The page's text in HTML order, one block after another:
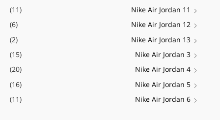
Nike Air Jordan 11
(11)
Nike Air Jordan 12
(6)
Nike Air Jordan 13
(2)
Nike Air Jordan 3
(15)
Nike Air Jordan 4
(20)
Nike Air Jordan 5
(16)
Nike Air Jordan 6
(11)